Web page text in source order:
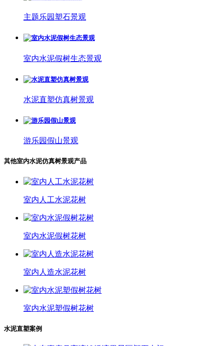
主题乐园塑石景观
室内水泥假树生态景观
水泥直塑仿真树景观
游乐园假山景观
其他室内水泥仿真树景观产品
室内人工水泥花树
室内水泥假树花树
室内人造水泥花树
室内水泥塑假树花树
水泥直塑案例